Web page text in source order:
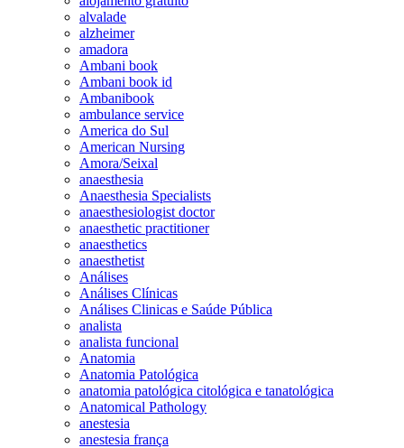
alvalade
alzheimer
amadora
Ambani book
Ambani book id
Ambanibook
ambulance service
America do Sul
American Nursing
Amora/Seixal
anaesthesia
Anaesthesia Specialists
anaesthesiologist doctor
anaesthetic practitioner
anaesthetics
anaesthetist
Análises
Análises Clínicas
Análises Clinicas e Saúde Pública
analista
analista funcional
Anatomia
Anatomia Patológica
anatomia patológica citológica e tanatológica
Anatomical Pathology
anestesia
anestesia frança